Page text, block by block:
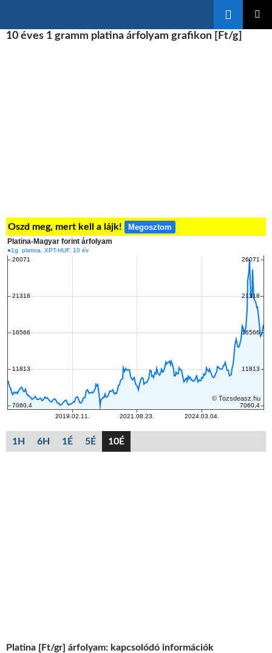
A
10 éves 1 gramm platina árfolyam grafikon [Ft/g]
Oszd meg, mert kell a lájk! Megosztom
1H 6H 1É 5É 10É
Platina [Ft/gr] árfolyam: kapcsolódó információk